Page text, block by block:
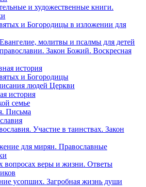
и художественные книги.
и Богородицы в изложении для
молитвы и псалмы для детей
Закон Божий. Воскресная
история
и Богородицы
людей Церкви
история
семье
Письма
Участие в таинствах. Закон
для мирян. Православные
вопросах веры и жизни. Ответы
усопших. Загробная жизнь души